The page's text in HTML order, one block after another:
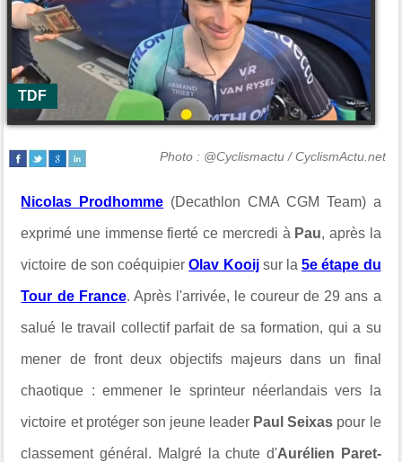
TDF
Photo : @Cyclismactu / CyclismActu.net
Nicolas Prodhomme (Decathlon CMA CGM Team) a
exprimé une immense fierté ce mercredi à Pau, après la
victoire de son coéquipierOlav Kooij sur la5e étape du
Tour de France. Après l'arrivée, le coureur de 29 ans a
salué le travail collectif parfait de sa formation, qui a su
mener de front deux objectifs majeurs dans un final
chaotique : emmener le sprinteur néerlandais vers la
victoire et protéger son jeune leader Paul Seixas pour le
classement général. Malgré la chute d'Aurélien Paret-